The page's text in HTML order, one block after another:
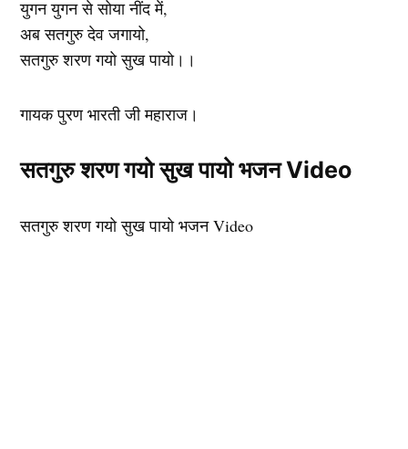
युगन युगन से सोया नींद में,
अब सतगुरु देव जगायो,
सतगुरु शरण गयो सुख पायो।।
गायक पुरण भारती जी महाराज।
सतगुरु शरण गयो सुख पायो भजन Video
सतगुरु शरण गयो सुख पायो भजन Video